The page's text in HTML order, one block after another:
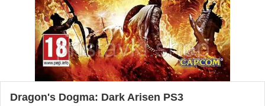
Dragon's Dogma: Dark Arisen PS3